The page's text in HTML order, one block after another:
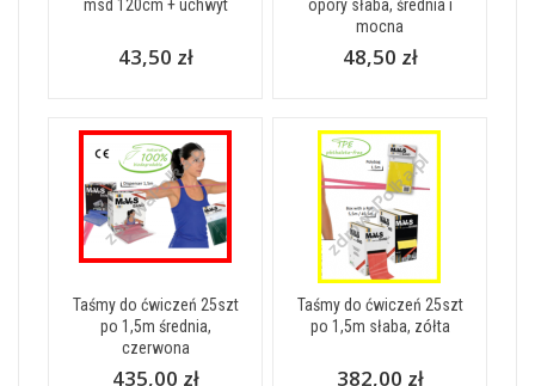
msd 120cm + uchwyt
43,50 zł
opory słaba, średnia i
mocna
48,50 zł
Taśmy do ćwiczeń 25szt
po 1,5m średnia,
czerwona
435,00 zł
Taśmy do ćwiczeń 25szt
po 1,5m słaba, zółta
382,00 zł